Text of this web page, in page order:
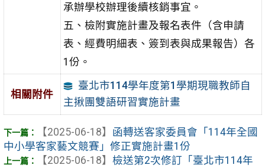
承辦學校辦理後續核銷事宜。
五、檢附實施計畫及報名表件（含申請
表、經費明細表、簽到表與成果報告）各
1份。
相關附件
臺北市114學年度第1學期現職教師自
主揪團雙語研習實施計畫
【2025-06-18】 函轉送客家委員會「114年全國
中小學客家藝文競賽」修正實施計畫1份
【2025-06-18】 檢送第2次修訂「臺北市114年